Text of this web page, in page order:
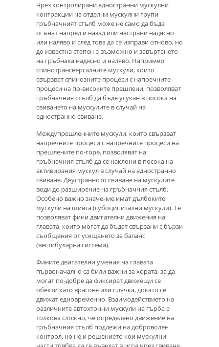
Чрез контролирани едностранни мускулни
контракции на отделни мускулни групи
гръбначният стълб може не само да бъде
огънат напред и назад или настрани надясно
или наляво и след това да се изправи отново, но
до известна степен е възможно и завъртането
на гръбнака надясно и наляво. Например
спинотрансверсалните мускули, които
свързват спинозните процеси с напречните
процеси на по-високите прешлени, позволяват
гръбначния стълб да бъде усукан в посока на
свиването на мускулите в случай на
едностранно свиване.
Междупрешленните мускули, които свързват
напречните процеси с напречните процеси на
прешлените по-горе, позволяват на
гръбначния стълб да се наклони в посока на
активирания мускул в случай на едностранно
свиване. Двустранното свиване на мускулите
води до разширение на гръбначния стълб.
Особено важно значение имат дълбоките
мускули на шията (субоципитални мускули). Те
позволяват фини двигателни движения на
главата, които могат да бъдат свързани с бързи
съобщения от усещането за баланс
(вестибуларна система).
Фините двигателни умения на главата
първоначално са били важни за хората, за да
могат по-добре да фиксират движещи се
обекти като врагове или плячка, докато се
движат едновременно. Взаимодействието на
различните автохтонни мускули на гърба е
толкова сложно, че определено движение на
гръбначния стълб подлежи на доброволен
контрол, но не и решението кои мускулни